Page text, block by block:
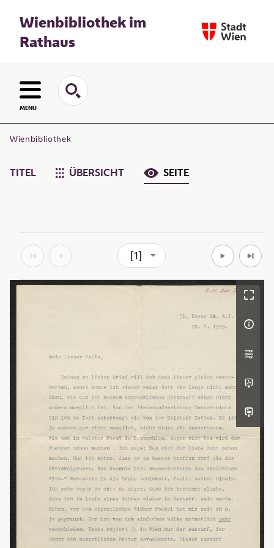
Wienbibliothek im
Rathaus
MENU
Wienbibliothek
TITEL ÜBERSICHT SEITE
[1]